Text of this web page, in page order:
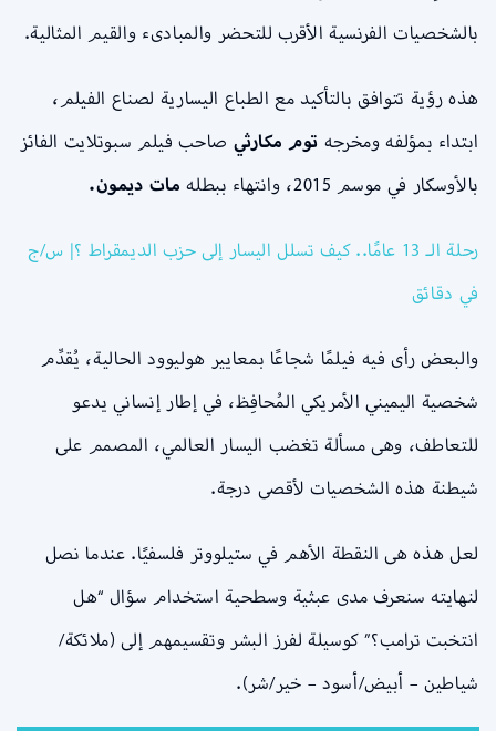
بالشخصيات الفرنسية الأقرب للتحضر والمبادىء والقيم المثالية.
هذه رؤية تتوافق بالتأكيد مع الطباع اليسارية لصناع الفيلم،
ابتداء بمؤلفه ومخرجه توم مكارثي صاحب فيلم سبوتلايت الفائز
بالأوسكار في موسم 2015، وانتهاء ببطله
مات ديمون.
رحلة الـ 13 عامًا.. كيف تسلل اليسار إلى حزب الديمقراط ؟| س/ج
في دقائق
والبعض رأى فيه فيلمًا شجاعًا بمعايير هوليوود الحالية، يُقدِّم
شخصية اليميني الأمريكي المُحافِظ، في إطار إنساني يدعو
للتعاطف، وهى مسألة تغضب اليسار العالمي، المصمم على
شيطنة هذه الشخصيات لأقصى درجة.
لعل هذه هى النقطة الأهم في ستيلووتر فلسفيًا. عندما نصل
لنهايته سنعرف مدى عبثية وسطحية استخدام سؤال “هل
انتخبت ترامب؟” كوسيلة لفرز البشر وتقسيمهم إلى (ملائكة/
شياطين – أبيض/أسود – خير/شر).